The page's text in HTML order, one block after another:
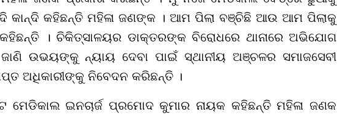
କାନ୍ଦି କହିଛନ୍ତି ମହିଳା ଜଣଙ୍କ । ଆମ ପିଲା ବଞ୍ଚିଛି ଆଉ ଆମ ପିଲାକୁ
। ଚିକିତ୍ସାଳୟର ଡାକ୍ତରଙ୍କ ବିରୋଧରେ ଥାନାରେ ଅଭିଯୋଗ
ଉଭୟଙ୍କୁ ନ୍ୟାୟ ଦେବା ପାଇଁ ସ୍ଥାନୀୟ ଅଞ୍ଚଳର ସମାଜସେବୀ
ଅଧିକାରୀଙ୍କୁ ନିବେଦନ କରିଛନ୍ତି ।
ଇନଚାର୍ଜ ପ୍ରମୋଦ କୁମାର ନାୟକ କହିଛନ୍ତି ମହିଳା ଜଣକ